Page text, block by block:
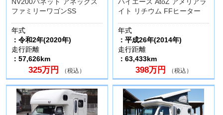
ファミリーワゴンSS
年式
：令和2年(2020年)
走行距離
：57,626km
325万円 （税込）
イト リチウム FFヒーター
年式
：平成26年(2014年)
走行距離
：63,433km
398万円 （税込）